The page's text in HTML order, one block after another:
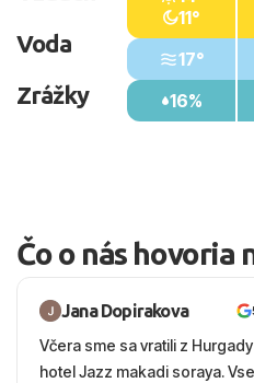
Voda
Zrážky
11°
17°
16%
Čo o nás hovoria
Jana Dopirakova
Včera sme sa vratili z
hotel Jazz makadi soraya.